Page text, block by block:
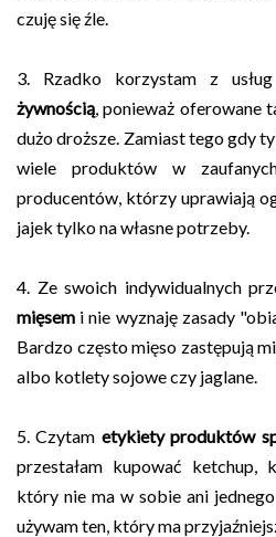
czuję się źle.
3. Rzadko korzystam z usług
żywnością , ponieważ
dużo droższe. Zamiast tego gdy
wiele produktów w
producentów, którzy uprawiają
jajek tylko na własne potrzeby.
4. Ze swoich indywidualnych
mięsem i nie wyznaję zasady
Bardzo często mięso zastępują
albo kotlety sojowe czy jaglane.
5. Czytam etykiety produktów
przestałam kupować ketchup,
który nie ma w sobie ani
używam ten, który ma